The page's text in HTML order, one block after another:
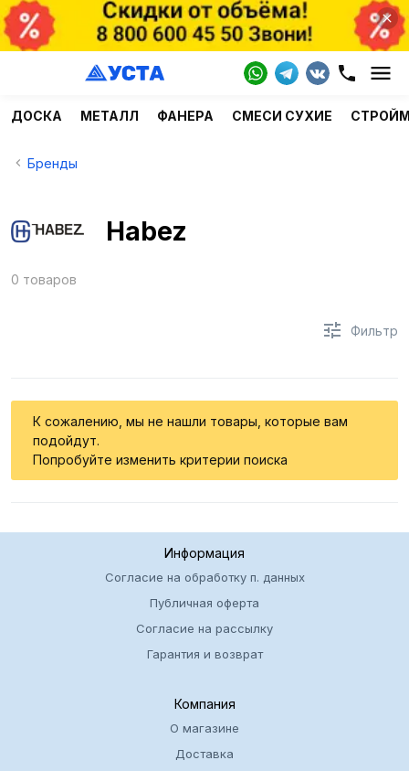
ДОСКА МЕТАЛЛ ФАНЕРА СМЕСИ СУХИЕ
Бренды
Habez
0 товаров
Фильтр
К сожалению, мы не нашли товары, которые вам
подойдут.
Попробуйте изменить критерии поиска
Информация
Согласие на обработку п. данных
Публичная оферта
Согласие на рассылку
Гарантия и возврат
Компания
О магазине
Доставка